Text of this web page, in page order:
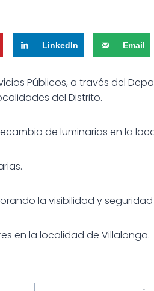
LinkedIn Email
Públicos, a través del
del Distrito.
de luminarias en la
la visibilidad y
en la localidad de Villalonga.